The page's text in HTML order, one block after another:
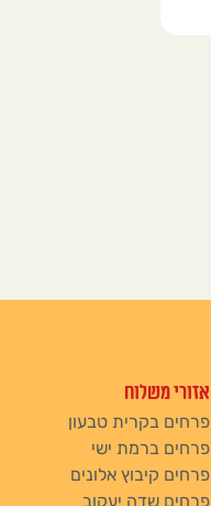
אזורי משלוח
פרחים בקרית טבעון
פרחים ברמת ישי
פרחים קיבוץ אלונים
פרחים שדה יעקוב